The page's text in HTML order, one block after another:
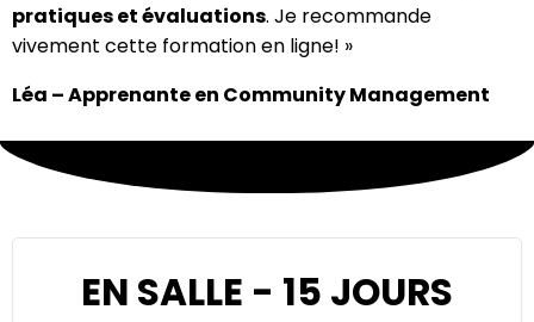
pratiques et évaluations. Je recommande
vivement cette formation en ligne! »
Léa – Apprenante en Community Management
EN SALLE - 15 JOURS